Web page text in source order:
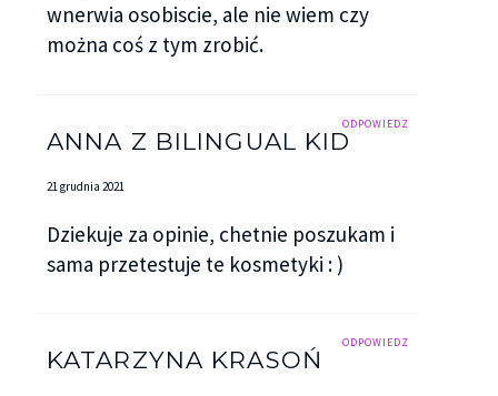
wnerwia osobiscie, ale nie wiem czy
można coś z tym zrobić.
ODPOWIEDZ
ANNA Z BILINGUAL KID
21 grudnia 2021
Dziekuje za opinie, chetnie poszukam i
sama przetestuje te kosmetyki : )
ODPOWIEDZ
KATARZYNA KRASOŃ